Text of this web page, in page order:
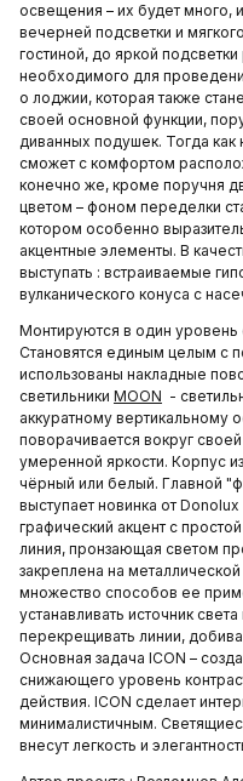
освещения – их будет много,
вечерней подсветки и
гостиной, до яркой
необходимого для
о лоджии, которая также
своей основной функции,
диванных подушек. Тогда
сможет с комфортом
конечно же, кроме поручня
цветом – фоном переделки
котором особенно
акцентные элементы. В
выступать : встраиваемые
вулканического конуса с
Монтируются в один уровень
Становятся единым целым с
использованы накладные
светильники MOON -
аккуратному вертикальному
поворачивается вокруг
умеренной яркости. Корпус
чёрный или белый. Главной
выступает новинка от
графический акцент с
линия, пронзающая светом
закреплена на
множество способов ее
устанавливать источник
перекрещивать линии,
Основная задача ICON –
снижающего уровень
действия. ICON сделает
минималистичным.
внесут легкость и